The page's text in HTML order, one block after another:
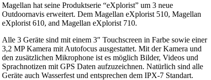
Magellan hat seine Produktserie “eXplorist” um 3 neue
Outdoornavis erweitert. Dem Magellan eXplorist 510, Magellan
eXplorist 610, and Magellan eXplorist 710.
Alle 3 Geräte sind mit einem 3″ Touchscreen in Farbe sowie einer
3,2 MP Kamera mit Autofocus ausgestattet. Mit der Kamera und
den zusätzlichen Mikrophone ist es möglich Bilder, Videos und
Sprachnotizen mit GPS Daten aufzuzeichnen. Natürlich sind alle
Geräte auch Wasserfest und entsprechen dem IPX-7 Standart.